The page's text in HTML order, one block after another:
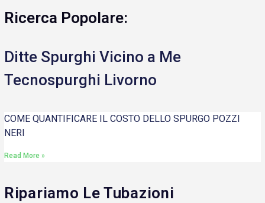
Ricerca Popolare:
Ditte Spurghi Vicino a Me
Tecnospurghi Livorno
COME QUANTIFICARE IL COSTO DELLO SPURGO POZZI
NERI
Read More »
Ripariamo Le Tubazioni